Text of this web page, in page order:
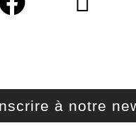
à notre